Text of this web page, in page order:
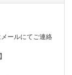
ールにてご連絡